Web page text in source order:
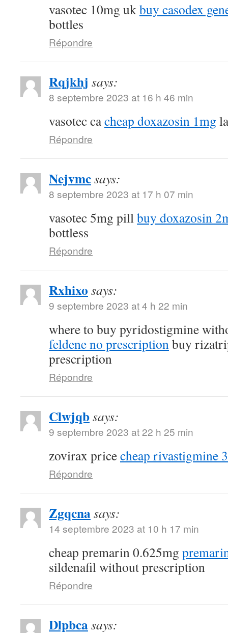
vasotec 10mg ukbuy casodex
bottles
Répondre
Rqjkhj says:
8 septembre 2023 at 16 h 46 min
vasotec cacheap doxazosin 1mg
Répondre
Nejvmcsays:
8 septembre 2023 at 17 h 07 min
vasotec 5mg pillbuy doxazosin
bottless
Répondre
Rxhixo says:
9 septembre 2023 at 4 h 22 min
where to buy pyridostigmine
feldene no prescriptionbuy
prescription
Répondre
Clwjqbsays:
9 septembre 2023 at 22 h 25 min
zovirax pricecheap rivastigmine
Répondre
Zgqcnasays:
14 septembre 2023 at 10 h 17 min
cheap premarin 0.625mg
sildenafil without prescription
Répondre
Dlpbcasays: